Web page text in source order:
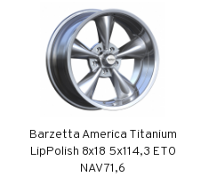
Barzetta America Titanium
LipPolish 8x18 5x114,3 ET0
NAV 71,6